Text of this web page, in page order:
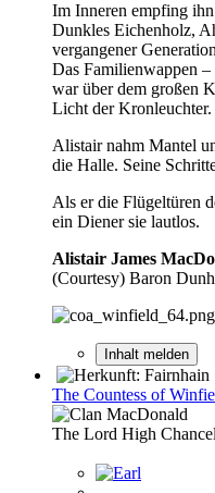
Im Inneren empfing
Dunkles Eichenholz,
vergangener
Das Familienwappen
war über dem großen
Licht der Kronleuchter.
Alistair nahm Mantel
die Halle. Seine
Als er die Flügeltüren
ein Diener sie lautlos.
Alistair James
(Courtesy) Baron
Inhalt melden
The Countess of
The Lord High